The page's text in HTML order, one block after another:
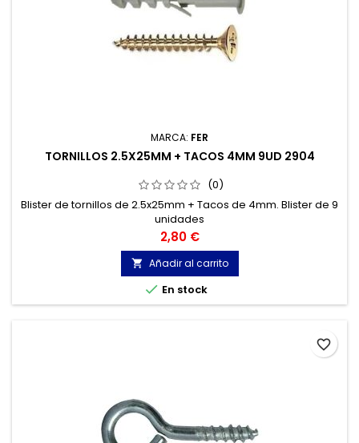
MARCA: FER
TORNILLOS 2.5X25MM + TACOS 4MM 9UD 2904
(0)
Blister de tornillos de 2.5x25mm + Tacos de 4mm. Blister de 9
unidades
Precio
2,80 €
 Añadir al carrito
 En stock
favorite_border